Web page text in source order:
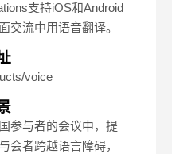
支持iOS和Android
交流中用语音翻译。
voice
参与者的会议中，提
会者跨越语言障碍，